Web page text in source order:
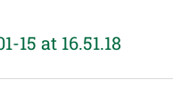
15 at 16.51.18